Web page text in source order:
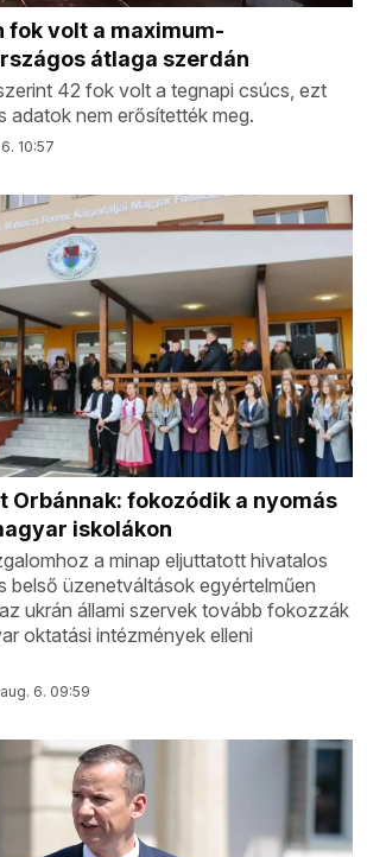
fok volt a maximum-
átlaga szerdán
42 fok volt a tegnapi csúcs, ezt
adatok nem erősítették meg.
10:57
Orbánnak: fokozódik a nyomás
iskolákon
a minap eljuttatott hivatalos
belső üzenetváltások egyértelműen
ukrán állami szervek tovább fokozzák
oktatási intézmények elleni
6. 09:59